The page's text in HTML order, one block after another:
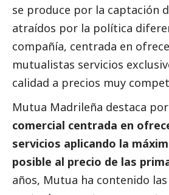
se produce por la captación
atraídos por la política
compañía, centrada en
mutualistas servicios
calidad a precios muy
Mutua Madrileña destaca
comercial centrada en
servicios aplicando la
posible al precio de las
años, Mutua ha contenido